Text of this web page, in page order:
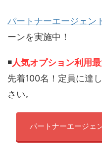
パートナーエージェン
ーンを実施中！
◾️人気オプション利用
先着100名！定員に達
さい。
パートナーエージェ